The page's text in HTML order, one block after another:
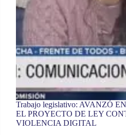
Trabajo legislativo: AVANZÓ
EL PROYECTO DE LEY
VIOLENCIA DIGITAL